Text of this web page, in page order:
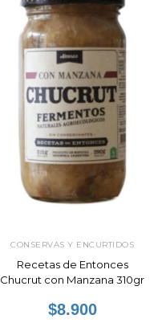
CONSERVAS Y ENCURTIDOS
Recetas de Entonces
Chucrut con Manzana 310gr
$8.900